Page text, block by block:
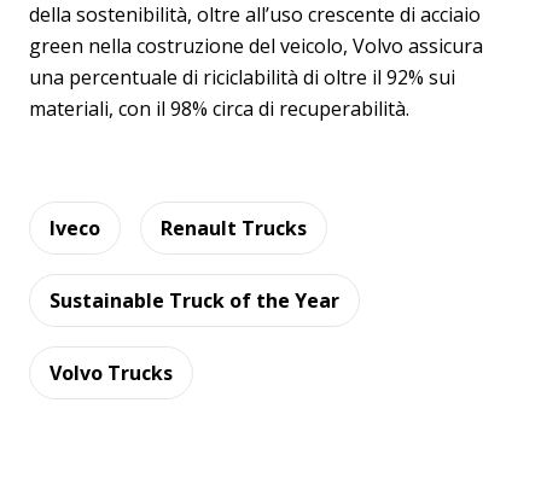
della sostenibilità, oltre all’uso crescente di acciaio
green nella costruzione del veicolo, Volvo assicura
una percentuale di riciclabilità di oltre il 92% sui
materiali, con il 98% circa di recuperabilità.
Iveco Renault Trucks
Sustainable Truck of the Year
Volvo Trucks